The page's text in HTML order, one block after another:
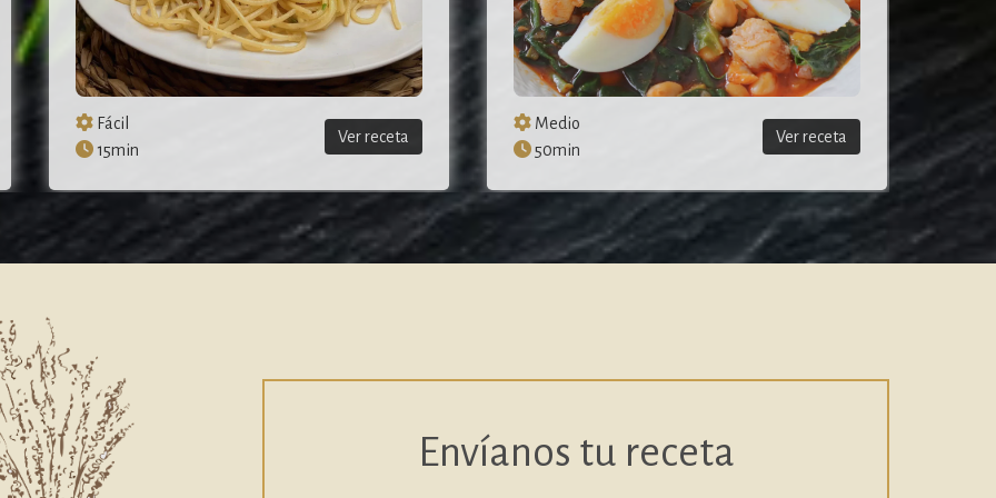
Medio
50min
Ver receta
Fácil
20min
Ver receta
Envíanos tu receta